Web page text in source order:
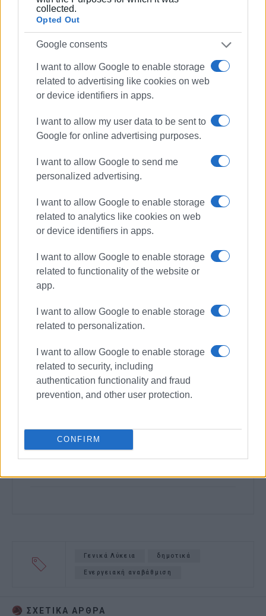
collected.
Opted Out
Google consents
I want to allow Google to enable storage
related to advertising like cookies on web
or device identifiers in apps.
I want to allow my user data to be sent to
Google for online advertising purposes.
I want to allow Google to send me
personalized advertising.
I want to allow Google to enable storage
related to analytics like cookies on web
or device identifiers in apps.
I want to allow Google to enable storage
related to functionality of the website or
app.
I want to allow Google to enable storage
related to personalization.
I want to allow Google to enable storage
related to security, including
authentication functionality and fraud
prevention, and other user protection.
CONFIRM
Περιφερειακό Επιχειρησιακό Πρόγραμμα Ιονίων Νήσων
2014-2020, ο συμβατικός χρόνος ολοκλήρωσής του
ξεκινήσουν άμεσα με εντατικοποίησή τους τους
καλοκαιρινούς μήνες κατά τους οποίους τα σχολεία
είναι κλειστά.
Εμφανίσεις: 68
Ακολουθήστε το enimerosi στοFacebook
Συνδρομητές στο e-paper
Γενικά Λύκεια δημοτικά
Ενεργειακή αναβάθμιση
ΣΧΕΤΙΚA AΡΘΡΑ